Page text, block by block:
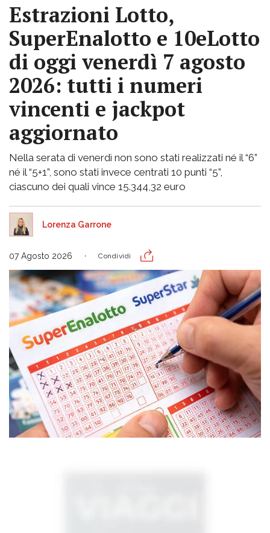
Estrazioni Lotto,
SuperEnalotto e 10eLotto
di oggi venerdì 7 agosto
2026: tutti i numeri
vincenti e jackpot
aggiornato
Nella serata di venerdì non sono stati realizzati né il “6”
né il “5+1”, sono stati invece centrati 10 punti “5”,
ciascuno dei quali vince 15.344,32 euro
Lorenza Garrone
07 Agosto 2026 Condividi